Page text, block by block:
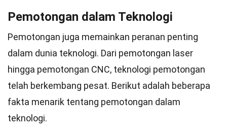
Pemotongan dalam Teknologi
Pemotongan juga memainkan peranan penting
dalam dunia teknologi. Dari pemotongan laser
hingga pemotongan CNC, teknologi pemotongan
telah berkembang pesat. Berikut adalah beberapa
fakta menarik tentang pemotongan dalam
teknologi.